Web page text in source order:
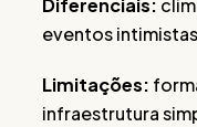
Diferenciais:
eventos
Limitações:
infraestrutura